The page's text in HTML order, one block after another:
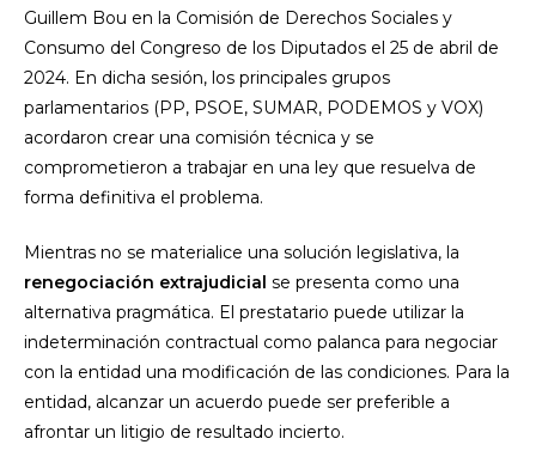
Guillem Bou en la Comisión de Derechos Sociales y
Consumo del Congreso de los Diputados el 25 de abril de
2024. En dicha sesión, los principales grupos
parlamentarios (PP, PSOE, SUMAR, PODEMOS y VOX)
acordaron crear una comisión técnica y se
comprometieron a trabajar en una ley que resuelva de
forma definitiva el problema.
Mientras no se materialice una solución legislativa, la
renegociación extrajudicial se presenta como una
alternativa pragmática. El prestatario puede utilizar la
indeterminación contractual como palanca para negociar
con la entidad una modificación de las condiciones. Para la
entidad, alcanzar un acuerdo puede ser preferible a
afrontar un litigio de resultado incierto.